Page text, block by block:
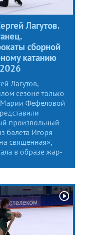
Лагутов.
сборной
катанию
Лагутов,
сезоне только
Фефеловой
произвольный
балета Игоря
священная»,
в образе жар-